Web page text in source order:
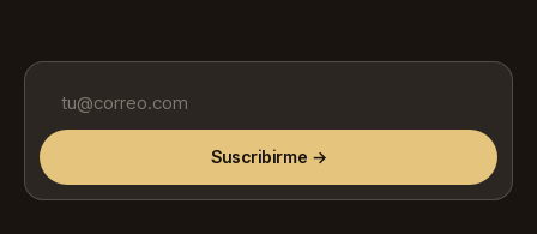
Suscribirme →